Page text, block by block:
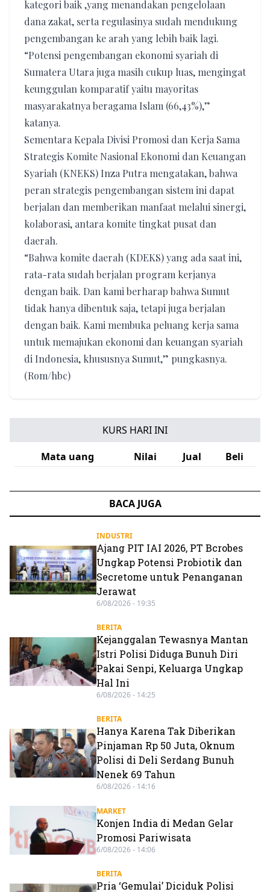
kategori baik ,yang menandakan pengelolaan
dana zakat, serta regulasinya sudah mendukung
pengembangan ke arah yang lebih baik lagi.
“Potensi pengembangan ekonomi syariah di
Sumatera Utara juga masih cukup luas, mengingat
keunggulan komparatif yaitu mayoritas
masyarakatnya beragama Islam (66,43%),”
katanya.
Sementara Kepala Divisi Promosi dan Kerja Sama
Strategis Komite Nasional Ekonomi dan Keuangan
Syariah (KNEKS) Inza Putra mengatakan, bahwa
peran strategis pengembangan sistem ini dapat
berjalan dan memberikan manfaat melalui sinergi,
kolaborasi, antara komite tingkat pusat dan
daerah.
“Bahwa komite daerah (KDEKS) yang ada saat ini,
rata-rata sudah berjalan program kerjanya
dengan baik. Dan kami berharap bahwa Sumut
tidak hanya dibentuk saja, tetapi juga berjalan
dengan baik. Kami membuka peluang kerja sama
untuk memajukan ekonomi dan keuangan syariah
di Indonesia, khususnya Sumut,” pungkasnya.
(Rom/hbc)
KURS HARI INI
Mata uang
Nilai Jual Beli
BACA JUGA
INDUSTRI
Ajang PIT IAI 2026, PT Bcrobes
Ungkap Potensi Probiotik dan
Secretome untuk Penanganan
Jerawat
6/08/2026 - 19:35
BERITA
Kejanggalan Tewasnya Mantan
Istri Polisi Diduga Bunuh Diri
Pakai Senpi, Keluarga Ungkap
Hal Ini
6/08/2026 - 14:25
BERITA
Hanya Karena Tak Diberikan
Pinjaman Rp 50 Juta, Oknum
Polisi di Deli Serdang Bunuh
Nenek 69 Tahun
6/08/2026 - 14:16
MARKET
Konjen India di Medan Gelar
Promosi Pariwisata
6/08/2026 - 14:06
BERITA
Pria ‘Gemulai’ Diciduk Polisi